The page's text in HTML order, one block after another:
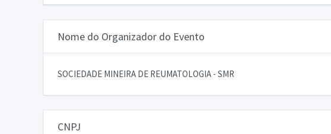
Nome do Organizador do Evento
SOCIEDADE MINEIRA DE REUMATOLOGIA - SMR
CNPJ